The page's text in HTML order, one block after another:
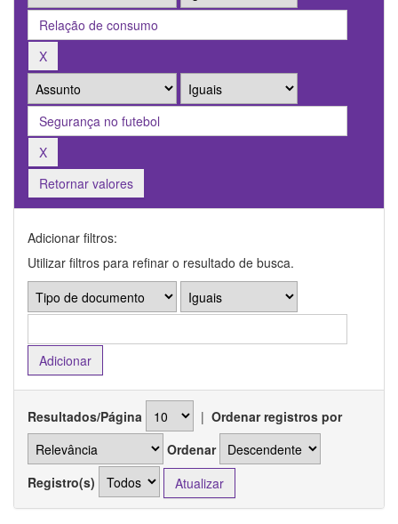
Retornar valores
Adicionar filtros:
Utilizar filtros para refinar o resultado de busca.
Resultados/Página | Ordenar registros por
Ordenar
Registro(s)